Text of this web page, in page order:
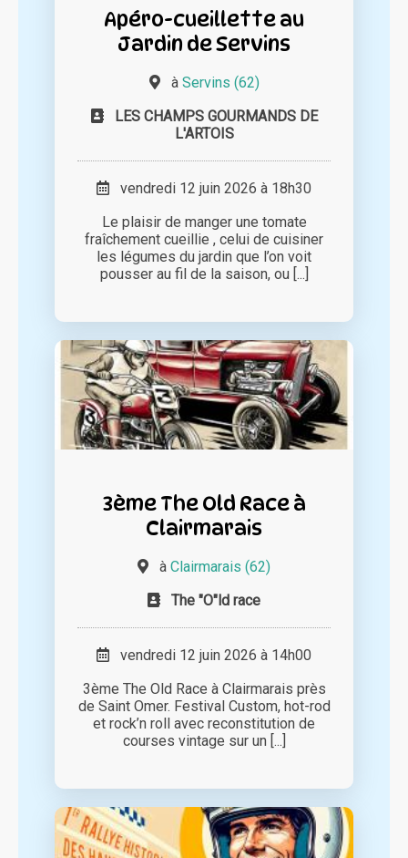
Apéro-cueillette au
Jardin de Servins
à Servins (62)
LES CHAMPS GOURMANDS DE
L'ARTOIS
vendredi 12 juin 2026 à 18h30
Le plaisir de manger une tomate
fraîchement cueillie , celui de cuisiner
les légumes du jardin que l’on voit
pousser au fil de la saison, ou [...]
3ème The Old Race à
Clairmarais
à Clairmarais (62)
The "O"ld race
vendredi 12 juin 2026 à 14h00
3ème The Old Race à Clairmarais près
de Saint Omer. Festival Custom, hot-rod
et rock’n roll avec reconstitution de
courses vintage sur un [...]